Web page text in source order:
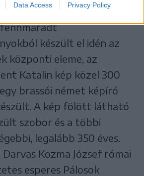
Data Access Privacy Policy
idején már nem
készült el idén az
központi eleme, az
Katalin kép közel 300
brassói német képíró
A kép fölött látható
szobor és a többi
legalább 350 éves.
Kozma József római
esperes Pálosok